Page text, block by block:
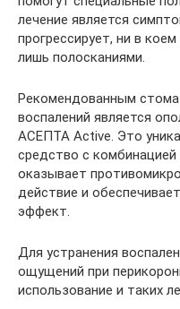
лечение является
прогрессирует, ни в
лишь полосканиями.
Рекомендованным
воспалений является
АСЕПТА Active. Это
средство с комбинацией
оказывает
действие и
эффект.
Для устранения
ощущений при
использование и таких